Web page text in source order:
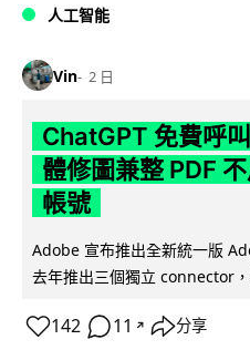
人工智能
Vin 2 日
ChatGPT 免費呼
體修圖兼整 PDF
帳號
Adobe 宣布推出全新統一版
去年推出三個獨立 connector
142 11 ↗ 分享